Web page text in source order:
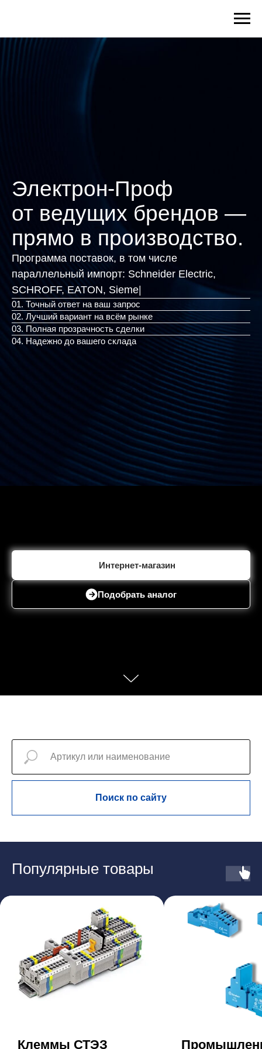
Электрон-Проф
от ведущих брендов —
прямо в производство.
Программа поставок, в том числе
параллельный импорт: Schneider Electric,
SCHROFF, EATON, Siemens, WAGO, IF|
01. Точный ответ на ваш запрос
02. Лучший вариант на всём рынке
03. Полная прозрачность сделки
04. Надежно до вашего склада
Интернет-магазин
Подобрать аналог
Поиск по сайту
Популярные товары
Клеммы СТЭЗ